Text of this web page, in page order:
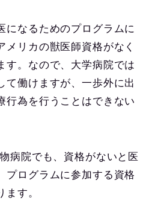
になるためのプログラムに
メリカの獣医師資格がなく
す。なので、大学病院では
て働けますが、一歩外に出
行為を行うことはできない
病院でも、資格がないと医
プログラムに参加する資格
す。